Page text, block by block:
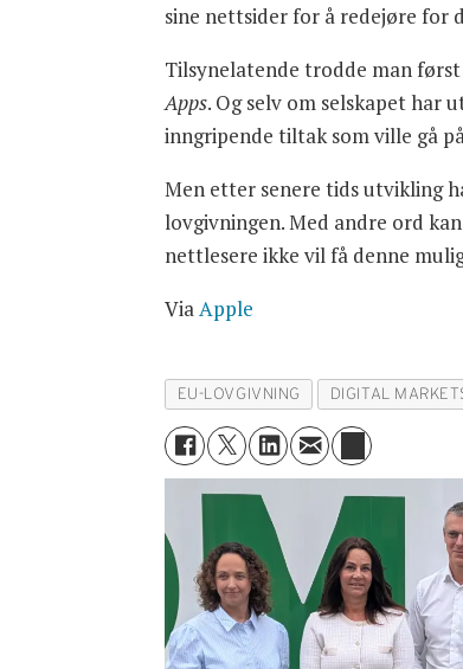
sine nettsider for å redejøre for
Tilsynelatende trodde man
Apps. Og selv om selskapet har
inngripende tiltak som ville gå
Men etter senere tids utvikling
lovgivningen. Med andre ord
nettlesere ikke vil få denne
Via Apple
EU-LOVGIVNING DIGITAL